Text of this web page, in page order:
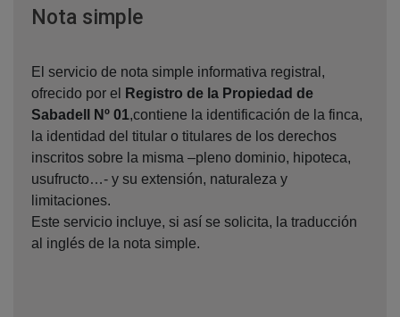
Nota simpleVentana nueva
El servicio de nota simple informativa registral,
ofrecido por el
Registro de la Propiedad de
Sabadell Nº 01,contiene la identificación de la finca,
la identidad del titular o titulares de los derechos
inscritos sobre la misma –pleno dominio, hipoteca,
usufructo…- y su extensión, naturaleza y
limitaciones.
Este servicio incluye, si así se solicita, la traducción
al inglés de la nota simple.